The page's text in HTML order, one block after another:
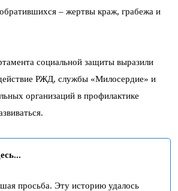
– жертвы краж, грабежа и
социальной защиты выразили
РЖД, службы «Милосердие» и
организаций в профилактике
просьба. Эту историю удалось